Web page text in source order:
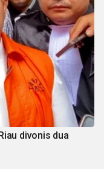
divonis dua